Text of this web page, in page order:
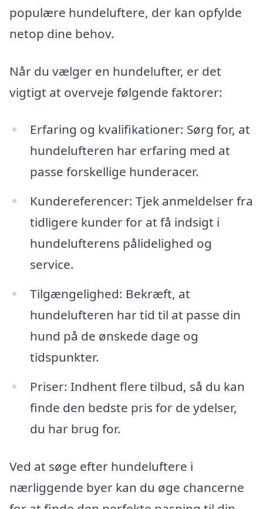
populære hundeluftere, der kan opfylde
netop dine behov.
Når du vælger en hundelufter, er det
vigtigt at overveje følgende faktorer:
Erfaring og kvalifikationer: Sørg for, at
hundelufteren har erfaring med at
passe forskellige hunderacer.
Kundereferencer: Tjek anmeldelser fra
tidligere kunder for at få indsigt i
hundelufterens pålidelighed og
service.
Tilgængelighed: Bekræft, at
hundelufteren har tid til at passe din
hund på de ønskede dage og
tidspunkter.
Priser: Indhent flere tilbud, så du kan
finde den bedste pris for de ydelser,
du har brug for.
Ved at søge efter hundeluftere i
nærliggende byer kan du øge chancerne